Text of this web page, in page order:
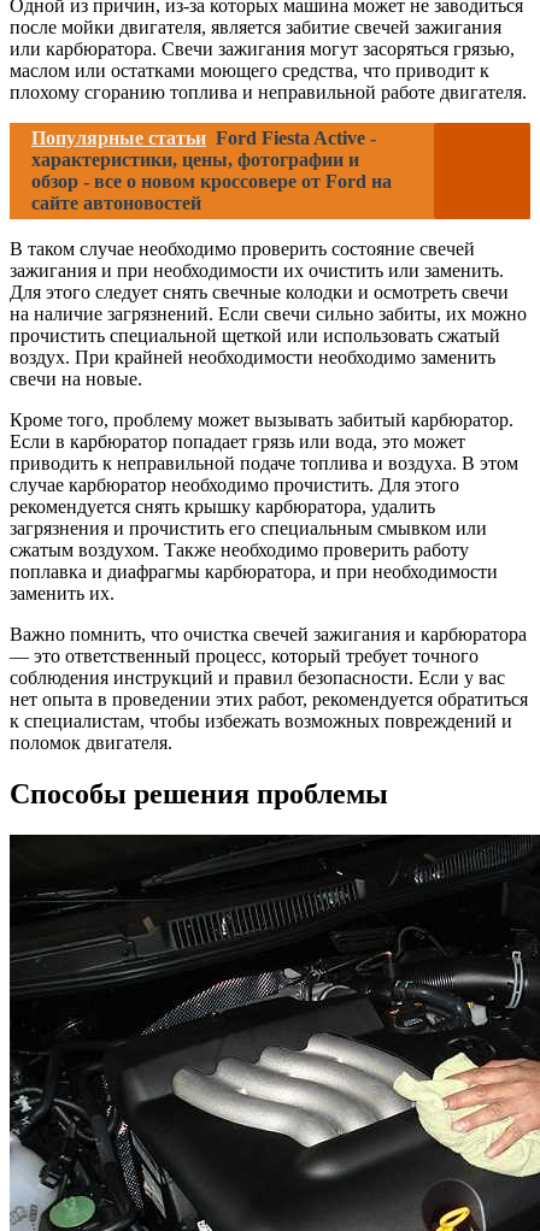
Одной из причин, из-за которых машина может не заводиться
после мойки двигателя, является забитие свечей зажигания
или карбюратора. Свечи зажигания могут засоряться грязью,
маслом или остатками моющего средства, что приводит к
плохому сгоранию топлива и неправильной работе двигателя.
Популярные статьи Ford Fiesta Active -
характеристики, цены, фотографии и
обзор - все о новом кроссовере от Ford на
сайте автоновостей
В таком случае необходимо проверить состояние свечей
зажигания и при необходимости их очистить или заменить.
Для этого следует снять свечные колодки и осмотреть свечи
на наличие загрязнений. Если свечи сильно забиты, их можно
прочистить специальной щеткой или использовать сжатый
воздух. При крайней необходимости необходимо заменить
свечи на новые.
Кроме того, проблему может вызывать забитый карбюратор.
Если в карбюратор попадает грязь или вода, это может
приводить к неправильной подаче топлива и воздуха. В этом
случае карбюратор необходимо прочистить. Для этого
рекомендуется снять крышку карбюратора, удалить
загрязнения и прочистить его специальным смывком или
сжатым воздухом. Также необходимо проверить работу
поплавка и диафрагмы карбюратора, и при необходимости
заменить их.
Важно помнить, что очистка свечей зажигания и карбюратора
— это ответственный процесс, который требует точного
соблюдения инструкций и правил безопасности. Если у вас
нет опыта в проведении этих работ, рекомендуется обратиться
к специалистам, чтобы избежать возможных повреждений и
поломок двигателя.
Способы решения проблемы